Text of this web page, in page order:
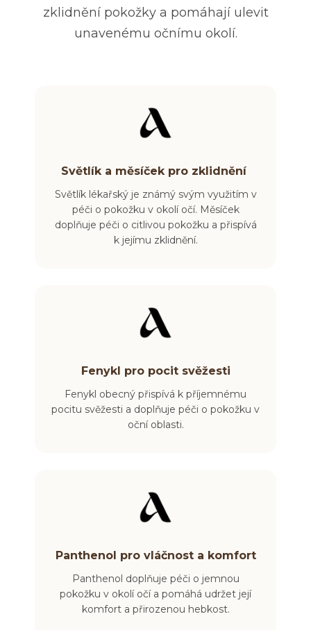
zklidnění pokožky a pomáhají ulevit
unavenému očnímu okolí.
Světlík a měsíček pro zklidnění
Světlík lékařský je známý svým využitím v
péči o pokožku v okolí očí. Měsíček
doplňuje péči o citlivou pokožku a přispívá
k jejímu zklidnění.
Fenykl pro pocit svěžesti
Fenykl obecný přispívá k příjemnému
pocitu svěžesti a doplňuje péči o pokožku v
oční oblasti.
Panthenol pro vláčnost a komfort
Panthenol doplňuje péči o jemnou
pokožku v okolí očí a pomáhá udržet její
komfort a přirozenou hebkost.